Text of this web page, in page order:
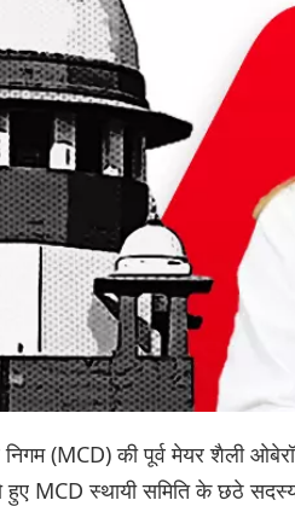
(MCD) की पूर्व मेयर शैली
MCD स्थायी समिति के छठे